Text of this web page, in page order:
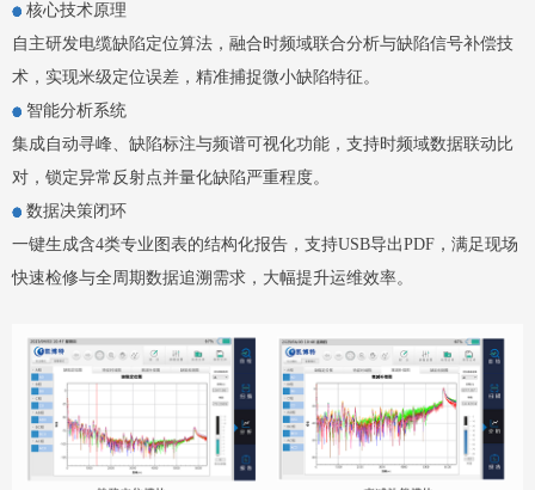
核心技术原理
自主研发电缆缺陷定位算法，融合时频域联合分析与缺陷信号补偿技
术，实现米级定位误差，精准捕捉微小缺陷特征。
智能分析系统
集成自动寻峰、缺陷标注与频谱可视化功能，支持时频域数据联动比
对，锁定异常反射点并量化缺陷严重程度。
数据决策闭环
一键生成含4类专业图表的结构化报告，支持USB导出PDF，满足现场
快速检修与全周期数据追溯需求，大幅提升运维效率。